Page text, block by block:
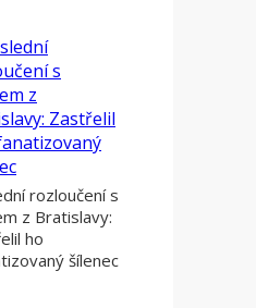
rozloučení s
z Bratislavy:
ho
šílenec